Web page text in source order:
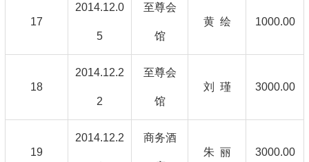
17
2014.12.0
5
至尊会
馆
黄 绘 1000.00
18
2014.12.2
2
至尊会
馆
刘 瑾 3000.00
19
2014.12.2 商务酒
朱 丽 3000.00